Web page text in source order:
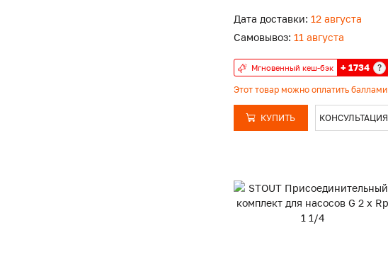
Дата доставки: 12 августа
Самовывоз: 11 августа
Мгновенный кеш-бэк + 1734 ?
Этот товар можно оплатить баллами
КУПИТЬ КОНСУЛЬТАЦИЯ